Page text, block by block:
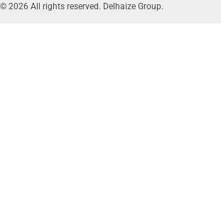
2026 All rights reserved. Delhaize Group.